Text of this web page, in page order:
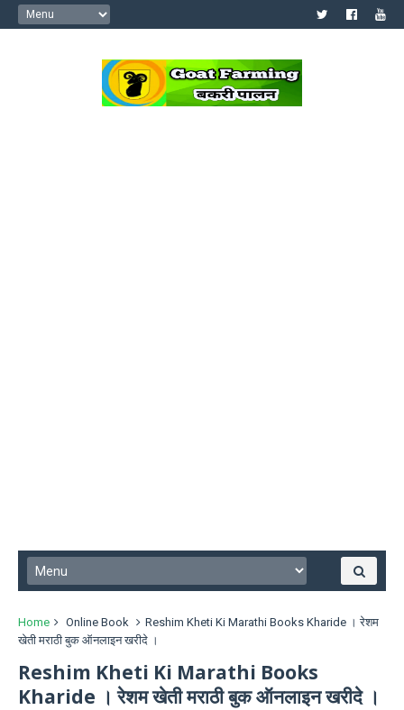
Home Online Book
Reshim Kheti Ki Marathi Books Kharide । रेशम
खेती मराठी बुक ऑनलाइन खरीदे ।
Reshim Kheti Ki Marathi Books
Kharide । रेशम खेती मराठी बुक ऑनलाइन खरीदे ।